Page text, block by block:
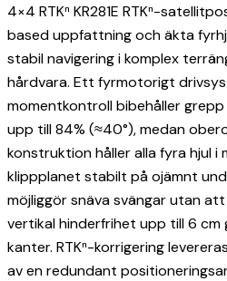
4×4 RTKⁿ KR281E RTKⁿ-
based uppfattning och äkta
stabil navigering i komplex
hårdvara. Ett fyrmotorigt
momentkontroll bibehåller
upp till 84% (≈40°), medan
konstruktion håller alla fyra hjul i
klippplanet stabilt på ojämnt
möjliggör snäva svängar utan
vertikal hinderfrihet upp till 6 cm
kanter. RTKⁿ-korrigering
av en redundant